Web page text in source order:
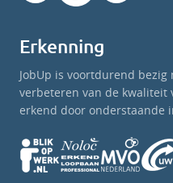
Erkenning
JobUp is voortdurend bezig
verbeteren van de kwaliteit
erkend door onderstaande